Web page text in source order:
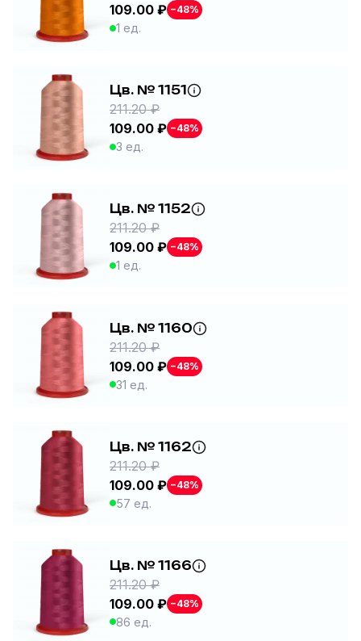
109.00 ₽ −48%
1 ед.
Цв. № 1151
211.20 ₽
109.00 ₽ −48%
3 ед.
Цв. № 1152
211.20 ₽
109.00 ₽ −48%
1 ед.
Цв. № 1160
211.20 ₽
109.00 ₽ −48%
31 ед.
Цв. № 1162
211.20 ₽
109.00 ₽ −48%
57 ед.
Цв. № 1166
211.20 ₽
109.00 ₽ −48%
86 ед.